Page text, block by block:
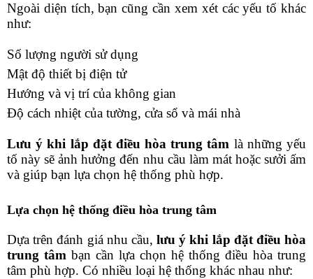
Ngoài diện tích, bạn cũng cần xem xét các yếu tố khác
như:
Số lượng người sử dụng
Mật độ thiết bị điện tử
Hướng và vị trí của không gian
Độ cách nhiệt của tường, cửa sổ và mái nhà
Lưu ý khi lắp đặt điều hòa trung tâm là những yếu
tố này sẽ ảnh hưởng đến nhu cầu làm mát hoặc sưởi ấm
và giúp bạn lựa chọn hệ thống phù hợp.
Lựa chọn hệ thống điều hòa trung tâm
Dựa trên đánh giá nhu cầu, lưu ý khi lắp đặt điều hòa
trung tâm bạn cần lựa chọn hệ thống điều hòa trung
tâm phù hợp. Có nhiều loại hệ thống khác nhau như: